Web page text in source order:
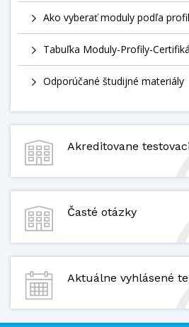
Ako vyberať moduly podľa
Tabuľka Moduly-Profily-
Odporúčané študijné materiály
Akreditovane
Časté otázky
Aktuálne vyhlásené